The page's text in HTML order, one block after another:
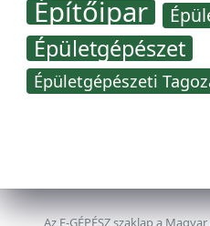
Építőipar
Épületgépészet
Épületgépészeti
Az E-GÉPÉSZ szaklap a